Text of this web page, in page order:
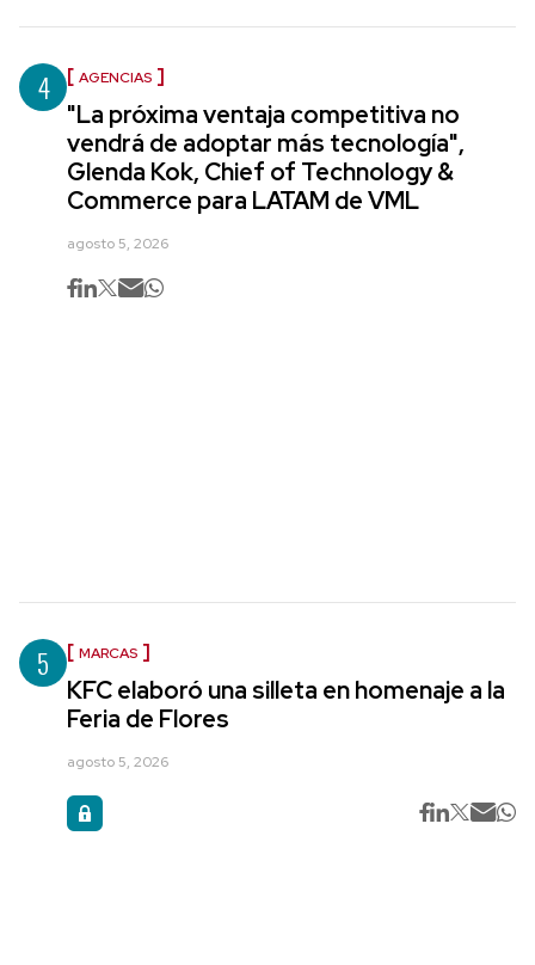
4 AGENCIAS
"La próxima ventaja competitiva no
vendrá de adoptar más tecnología",
Glenda Kok, Chief of Technology &
Commerce para LATAM de VML
agosto 5, 2026
5 MARCAS
KFC elaboró una silleta en homenaje a la
Feria de Flores
agosto 5, 2026